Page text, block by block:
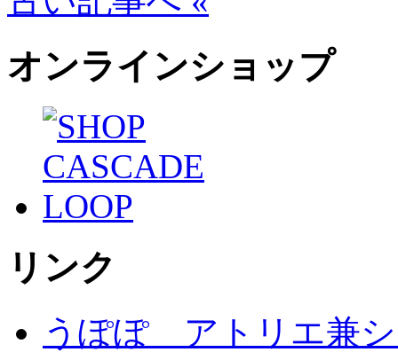
オンラインショップ
リンク
うぽぽ アトリエ兼